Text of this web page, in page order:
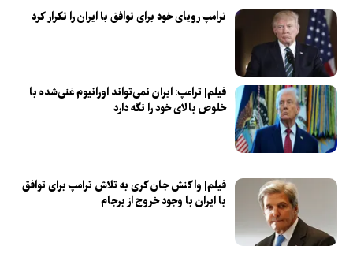
ترامپ رویای خود برای توافق با ایران را تکرار کرد
فیلم| ترامپ: ایران نمی‌تواند اورانیوم غنی‌شده با
خلوص بالای خود را نگه دارد
فیلم| واکنش جان کری به تلاش ترامپ برای توافق
با ایران با وجود خروج از برجام